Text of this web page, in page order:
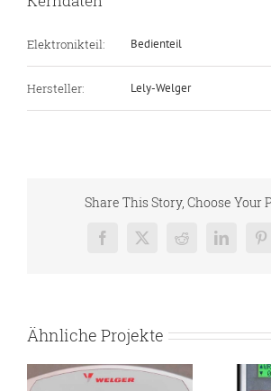
Elektronikteil: Bedienteil
Hersteller: Lely-Welger
Share This Story, Choose Your
Facebook
X RedditLinkedIn
Ähnliche Projekte